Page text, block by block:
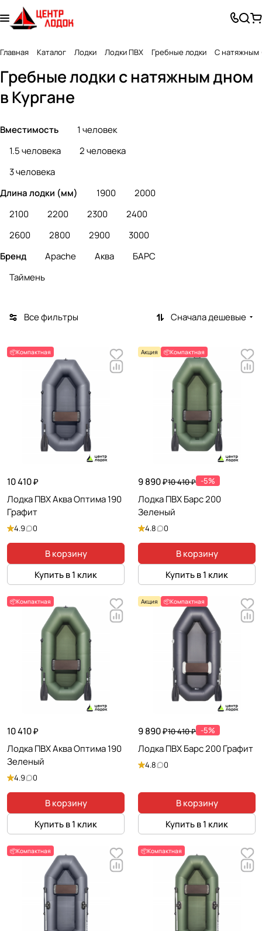
Главная Каталог Лодки Лодки ПВХ Гребные лодки С натяжным
Гребные лодки с натяжным дном
в Кургане
Вместимость
1 человек
1.5 человека
2 человека
3 человека
Длина лодки (мм)
1900
2000
2100
2200 2300
2400
2600
2800 2900
3000
Бренд
Apache Аква
БАРС
Таймень
Все фильтры Сначала дешевые
📦Компактная
10 410 ₽
Лодка ПВХ Аква Оптима 190
Графит
4.9 0
В корзину
Купить в 1 клик
Акция 📦Компактная
9 890 ₽10 410 ₽ -5%
Лодка ПВХ Барс 200
Зеленый
4.8 0
В корзину
Купить в 1 клик
📦Компактная
10 410 ₽
Лодка ПВХ Аква Оптима 190
Зеленый
4.9 0
В корзину
Купить в 1 клик
Акция 📦Компактная
9 890 ₽10 410 ₽ -5%
Лодка ПВХ Барс 200 Графит
4.8 0
В корзину
Купить в 1 клик
📦Компактная 📦Компактная